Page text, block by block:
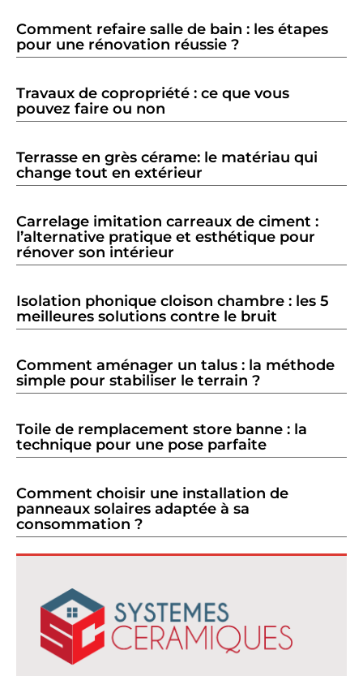
Comment refaire salle de bain : les étapes
pour une rénovation réussie ?
Travaux de copropriété : ce que vous
pouvez faire ou non
Terrasse en grès cérame: le matériau qui
change tout en extérieur
Carrelage imitation carreaux de ciment :
l’alternative pratique et esthétique pour
rénover son intérieur
Isolation phonique cloison chambre : les 5
meilleures solutions contre le bruit
Comment aménager un talus : la méthode
simple pour stabiliser le terrain ?
Toile de remplacement store banne : la
technique pour une pose parfaite
Comment choisir une installation de
panneaux solaires adaptée à sa
consommation ?